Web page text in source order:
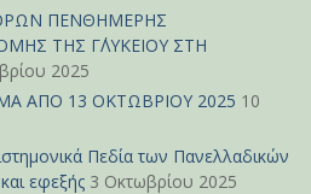
ΠΕΝΘΗΜΕΡΗΣ
ΤΗΣ Γ΄ΛΥΚΕΙΟΥ ΣΤΗ
2025
ΑΠΟ 13 ΟΚΤΩΒΡΙΟΥ 2025 10
Πεδία των Πανελλαδικών
εφεξής 3 Οκτωβρίου 2025